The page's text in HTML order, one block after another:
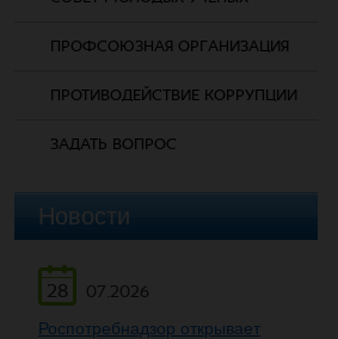
ПРОФСОЮЗНАЯ ОРГАНИЗАЦИЯ
ПРОТИВОДЕЙСТВИЕ КОРРУПЦИИ
ЗАДАТЬ ВОПРОС
Новости
28
07.2026
Роспотребнадзор открывает